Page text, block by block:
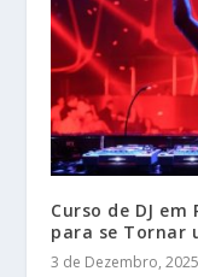
Curso de DJ
para se Tornar
3 de Dezembro, 2025